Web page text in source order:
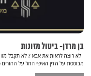
בן מרדן- ביטול מזונות
לא רוצה לראות את אבא ? לא תקבל
מבוססת על הדין האישי החל על ההורים